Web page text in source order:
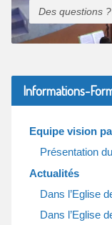
Des questions ?
Informations-
Equipe vision
Présentation
Actualités
Dans l’Eglise
Dans l’Eglise